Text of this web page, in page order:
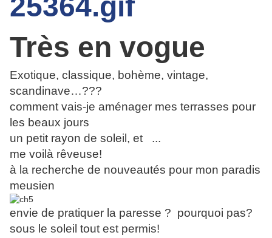
Très en vogue
Exotique, classique, bohème, vintage,
scandinave…???
comment vais-je aménager mes terrasses pour
les beaux jours
un petit rayon de soleil, et ...
me voilà rêveuse!
à la recherche de nouveautés pour mon paradis
meusien
envie de pratiquer la paresse ? pourquoi pas?
sous le soleil tout est permis!